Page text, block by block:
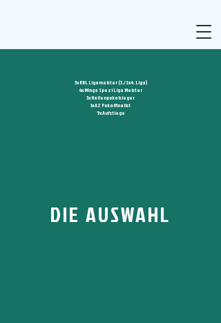
3x RBL Ligameister (3./2x4. Liga)
4x Minga Spezl Liga Meister
3x Hallenpokalsieger
1x AZ Pokalfinalist
5x Aufstiege
DIE AUSWAHL